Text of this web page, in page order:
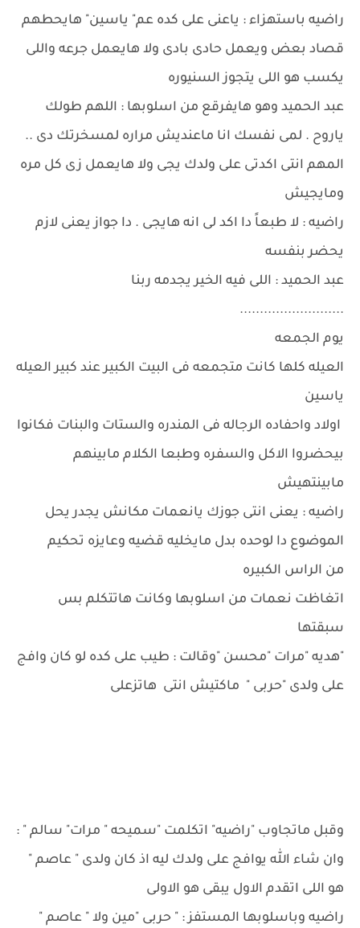
راضيه باستهزاء : ياعنى على كده عم" ياسين" هايحطهم
قصاد بعض ويعمل حادى بادى ولا هايعمل جرعه واللى
يكسب هو اللى يتجوز السنيوره
عبد الحميد وهو هايفرقع من اسلوبها : اللهم طولك
ياروح . لمى نفسك انا ماعنديش مراره لمسخرتك دى ..
المهم انتى اكدتى على ولدك يجى ولا هايعمل زى كل مره
ومايجيش
راضيه : لا طبعاً دا اكد لى انه هايجى . دا جواز يعنى لازم
يحضر بنفسه
عبد الحميد : اللى فيه الخير يجدمه ربنا
..........................
يوم الجمعه
العيله كلها كانت متجمعه فى البيت الكبير عند كبير العيله
ياسين
اولاد واحفاده الرجاله فى المندره والستات والبنات فكانوا
بيحضروا الاكل والسفره وطبعا الكلام مابينهم
مابينتهيش
راضيه : يعنى انتى جوزك يانعمات مكانش يجدر يحل
الموضوع دا لوحده بدل مايخليه قضيه وعايزه تحكيم
من الراس الكبيره
اتغاظت نعمات من اسلوبها وكانت هاتتكلم بس
سبقتها
"هديه "مرات "محسن "وقالت : طيب على كده لو كان وافج
على ولدى "حربى " ماكتيش انتى هاتزعلى
وقبل ماتجاوب "راضيه" اتكلمت "سميحه " مرات" سالم " :
وان شاء الله يوافج على ولدك ليه اذ كان ولدى " عاصم "
هو اللى اتقدم الاول يبقى هو الاولى
راضيه وباسلوبها المستفز : " حربى "مين ولا " عاصم "